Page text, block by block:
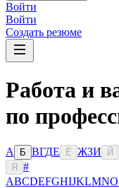
Войти
Войти
Создать резюме
Работа и
по
А Б ВГДЕ Ё ЖЗИ Й
Я
#
ABCDEFGHIJKLMNO